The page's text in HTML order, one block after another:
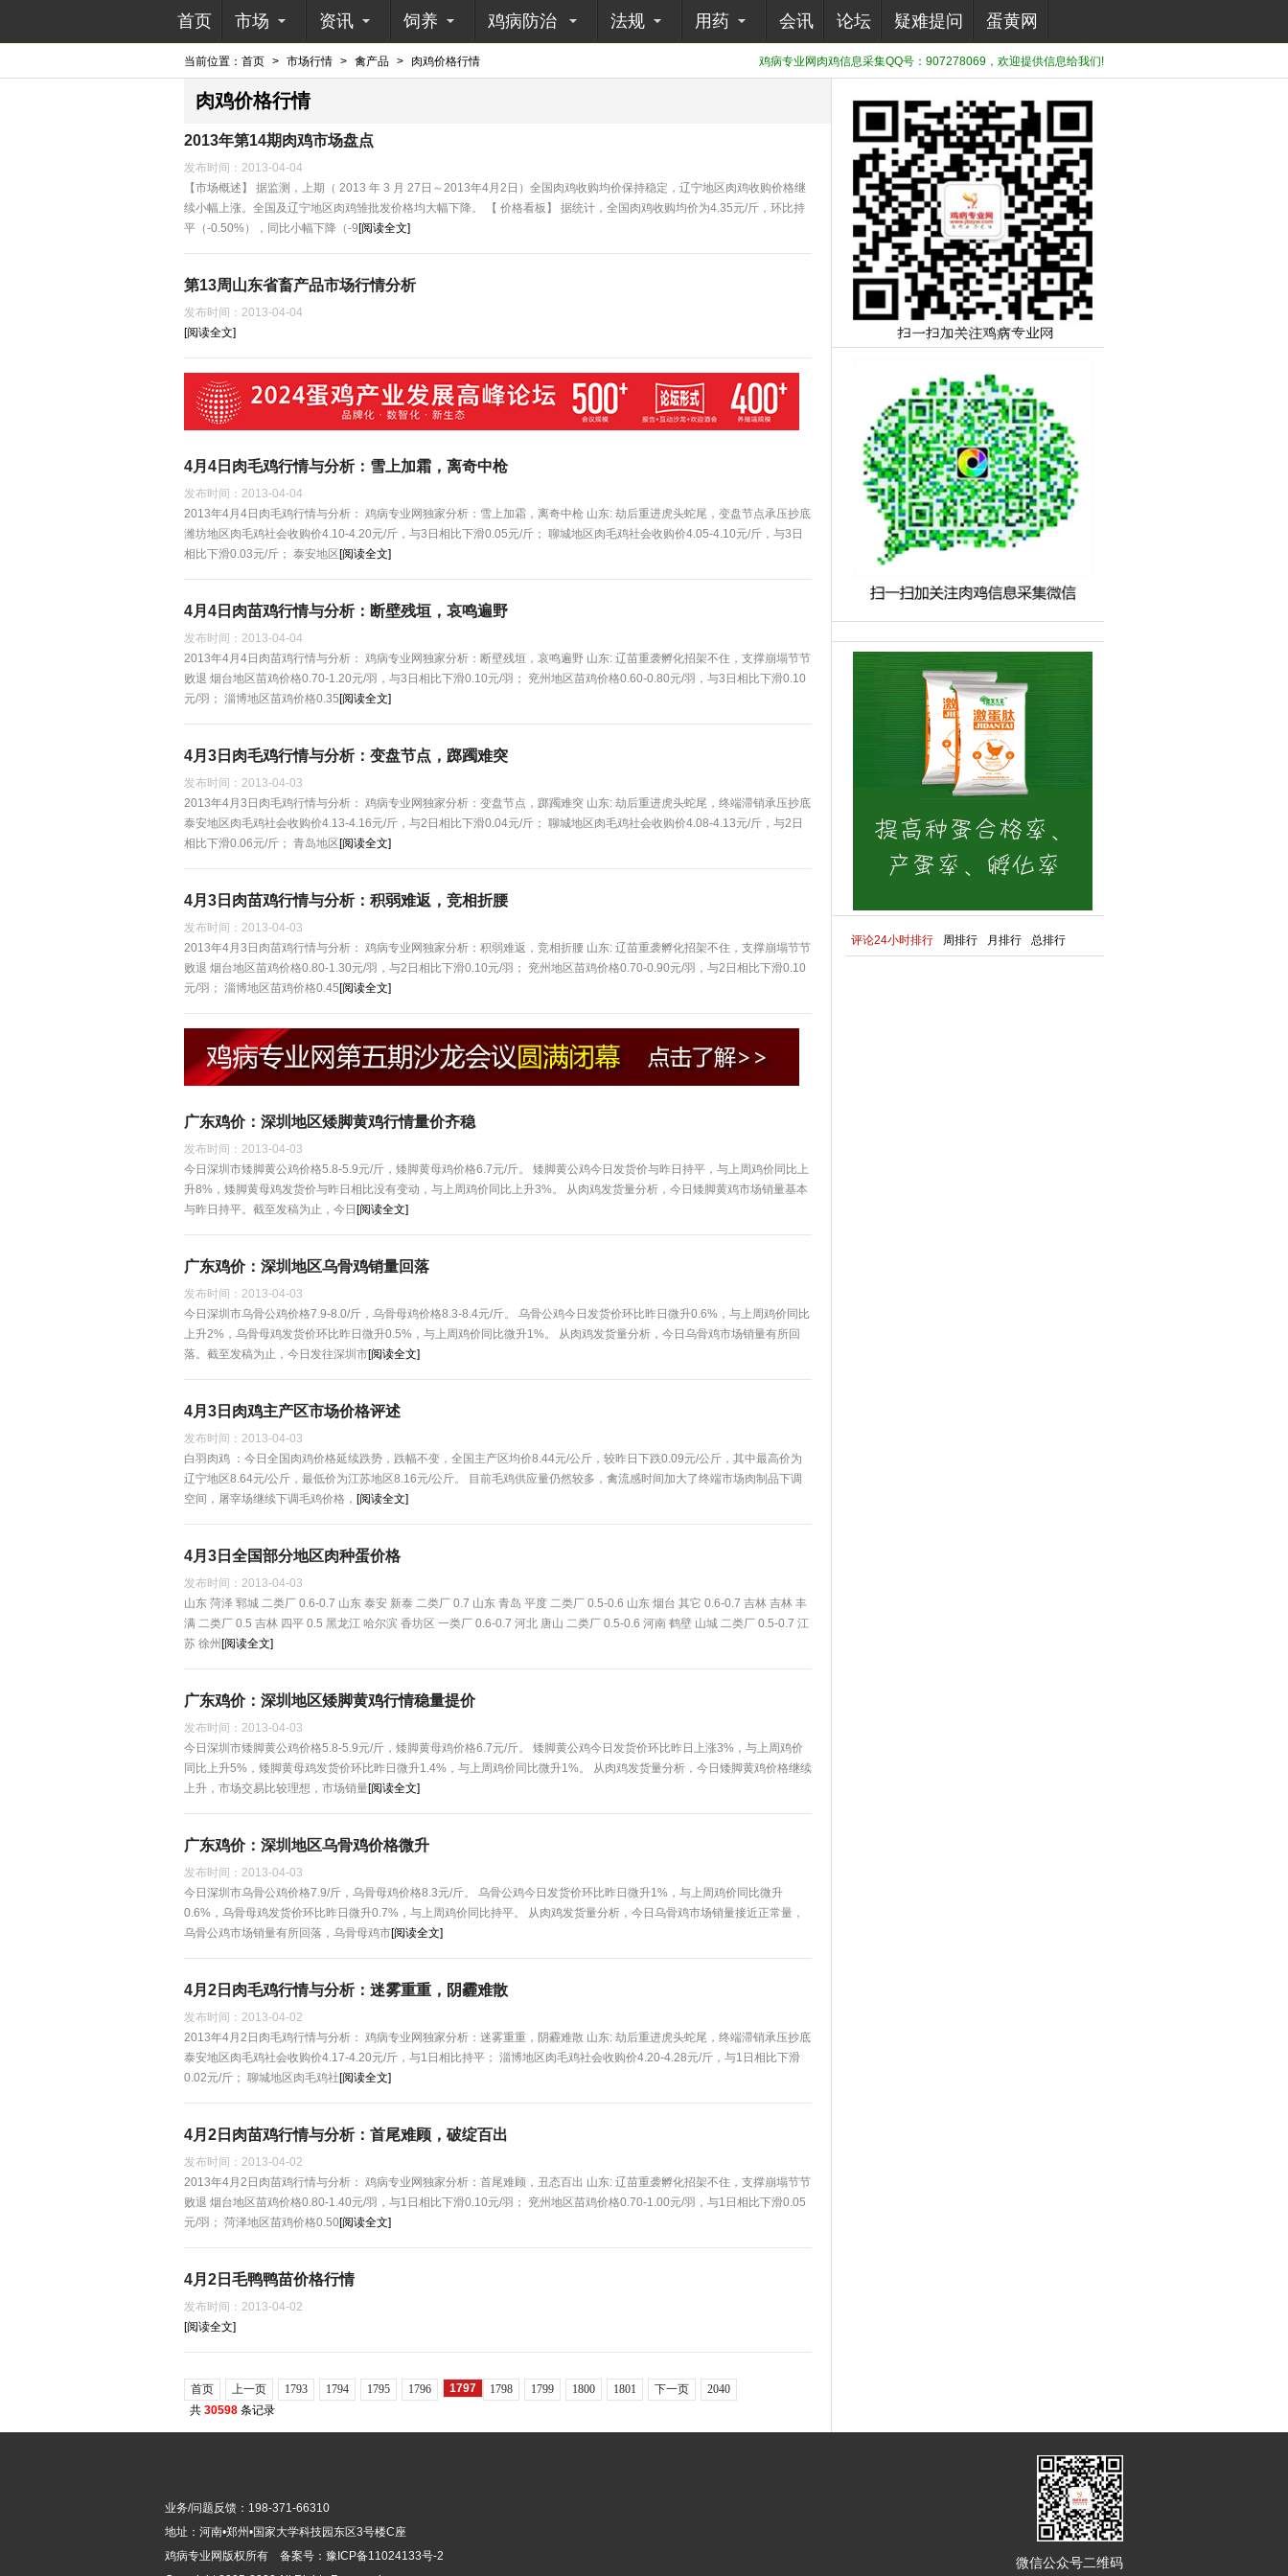
首页 市场 资讯 饲养 鸡病防治 法规 用药 会讯 论坛 疑难提问 蛋黄网
鸡病专业网肉鸡信息采集QQ号：907278069，欢迎提供信息给我们!
当前位置： 首页 > 市场行情 > 禽产品 > 肉鸡价格行情
肉鸡价格行情
2013年第14期肉鸡市场盘点
发布时间： 2013-04-04
【市场概述】 据监测，上期（ 2013 年 3 月 27日～2013年4月2日）全国肉鸡收购均价保持稳定，辽宁地区肉鸡收购价格继
续小幅上涨。全国及辽宁地区肉鸡雏批发价格均大幅下降。 【 价格看板】 据统计，全国肉鸡收购均价为4.35元/斤，环比持
平（-0.50%），同比小幅下降（-9[阅读全文]
第13周山东省畜产品市场行情分析
发布时间： 2013-04-04
[阅读全文]
4月4日肉毛鸡行情与分析：雪上加霜，离奇中枪
发布时间： 2013-04-04
2013年4月4日肉毛鸡行情与分析： 鸡病专业网独家分析：雪上加霜，离奇中枪 山东: 劫后重进虎头蛇尾，变盘节点承压抄底
潍坊地区肉毛鸡社会收购价4.10-4.20元/斤，与3日相比下滑0.05元/斤； 聊城地区肉毛鸡社会收购价4.05-4.10元/斤，与3日
相比下滑0.03元/斤； 泰安地区[阅读全文]
4月4日肉苗鸡行情与分析：断壁残垣，哀鸣遍野
发布时间： 2013-04-04
2013年4月4日肉苗鸡行情与分析： 鸡病专业网独家分析：断壁残垣，哀鸣遍野 山东: 辽苗重袭孵化招架不住，支撑崩塌节节
败退 烟台地区苗鸡价格0.70-1.20元/羽，与3日相比下滑0.10元/羽； 兖州地区苗鸡价格0.60-0.80元/羽，与3日相比下滑0.10
元/羽； 淄博地区苗鸡价格0.35[阅读全文]
4月3日肉毛鸡行情与分析：变盘节点，踯躅难突
发布时间： 2013-04-03
2013年4月3日肉毛鸡行情与分析： 鸡病专业网独家分析：变盘节点，踯躅难突 山东: 劫后重进虎头蛇尾，终端滞销承压抄底
泰安地区肉毛鸡社会收购价4.13-4.16元/斤，与2日相比下滑0.04元/斤； 聊城地区肉毛鸡社会收购价4.08-4.13元/斤，与2日
相比下滑0.06元/斤； 青岛地区[阅读全文]
4月3日肉苗鸡行情与分析：积弱难返，竞相折腰
发布时间： 2013-04-03
2013年4月3日肉苗鸡行情与分析： 鸡病专业网独家分析：积弱难返，竞相折腰 山东: 辽苗重袭孵化招架不住，支撑崩塌节节
败退 烟台地区苗鸡价格0.80-1.30元/羽，与2日相比下滑0.10元/羽； 兖州地区苗鸡价格0.70-0.90元/羽，与2日相比下滑0.10
元/羽； 淄博地区苗鸡价格0.45[阅读全文]
广东鸡价：深圳地区矮脚黄鸡行情量价齐稳
发布时间： 2013-04-03
今日深圳市矮脚黄公鸡价格5.8-5.9元/斤，矮脚黄母鸡价格6.7元/斤。 矮脚黄公鸡今日发货价与昨日持平，与上周鸡价同比上
升8%，矮脚黄母鸡发货价与昨日相比没有变动，与上周鸡价同比上升3%。 从肉鸡发货量分析，今日矮脚黄鸡市场销量基本
与昨日持平。截至发稿为止，今日 [阅读全文]
广东鸡价：深圳地区乌骨鸡销量回落
发布时间： 2013-04-03
今日深圳市乌骨公鸡价格7.9-8.0/斤，乌骨母鸡价格8.3-8.4元/斤。 乌骨公鸡今日发货价环比昨日微升0.6%，与上周鸡价同比
上升2%，乌骨母鸡发货价环比昨日微升0.5%，与上周鸡价同比微升1%。 从肉鸡发货量分析，今日乌骨鸡市场销量有所回
落。截至发稿为止，今日发往深圳市[阅读全文]
4月3日肉鸡主产区市场价格评述
发布时间： 2013-04-03
白羽肉鸡 ：今日全国肉鸡价格延续跌势，跌幅不变，全国主产区均价8.44元/公斤，较昨日下跌0.09元/公斤，其中最高价为
辽宁地区8.64元/公斤，最低价为江苏地区8.16元/公斤。 目前毛鸡供应量仍然较多，禽流感时间加大了终端市场肉制品下调
空间，屠宰场继续下调毛鸡价格， [阅读全文]
4月3日全国部分地区肉种蛋价格
发布时间： 2013-04-03
山东 菏泽 郓城 二类厂 0.6-0.7 山东 泰安 新泰 二类厂 0.7 山东 青岛 平度 二类厂 0.5-0.6 山东 烟台 其它 0.6-0.7 吉林 吉林 丰
满 二类厂 0.5 吉林 四平 0.5 黑龙江 哈尔滨 香坊区 一类厂 0.6-0.7 河北 唐山 二类厂 0.5-0.6 河南 鹤壁 山城 二类厂 0.5-0.7 江
苏 徐州 [阅读全文]
广东鸡价：深圳地区矮脚黄鸡行情稳量提价
发布时间： 2013-04-03
今日深圳市矮脚黄公鸡价格5.8-5.9元/斤，矮脚黄母鸡价格6.7元/斤。 矮脚黄公鸡今日发货价环比昨日上涨3%，与上周鸡价
同比上升5%，矮脚黄母鸡发货价环比昨日微升1.4%，与上周鸡价同比微升1%。 从肉鸡发货量分析，今日矮脚黄鸡价格继续
上升，市场交易比较理想，市场销量[阅读全文]
广东鸡价：深圳地区乌骨鸡价格微升
发布时间： 2013-04-03
今日深圳市乌骨公鸡价格7.9/斤，乌骨母鸡价格8.3元/斤。 乌骨公鸡今日发货价环比昨日微升1%，与上周鸡价同比微升
0.6%，乌骨母鸡发货价环比昨日微升0.7%，与上周鸡价同比持平。 从肉鸡发货量分析，今日乌骨鸡市场销量接近正常量，
乌骨公鸡市场销量有所回落，乌骨母鸡市[阅读全文]
4月2日肉毛鸡行情与分析：迷雾重重，阴霾难散
发布时间： 2013-04-02
2013年4月2日肉毛鸡行情与分析： 鸡病专业网独家分析：迷雾重重，阴霾难散 山东: 劫后重进虎头蛇尾，终端滞销承压抄底
泰安地区肉毛鸡社会收购价4.17-4.20元/斤，与1日相比持平； 淄博地区肉毛鸡社会收购价4.20-4.28元/斤，与1日相比下滑
0.02元/斤； 聊城地区肉毛鸡社[阅读全文]
4月2日肉苗鸡行情与分析：首尾难顾，破绽百出
发布时间： 2013-04-02
2013年4月2日肉苗鸡行情与分析： 鸡病专业网独家分析：首尾难顾，丑态百出 山东: 辽苗重袭孵化招架不住，支撑崩塌节节
败退 烟台地区苗鸡价格0.80-1.40元/羽，与1日相比下滑0.10元/羽； 兖州地区苗鸡价格0.70-1.00元/羽，与1日相比下滑0.05
元/羽； 菏泽地区苗鸡价格0.50[阅读全文]
4月2日毛鸭鸭苗价格行情
发布时间： 2013-04-02
[阅读全文]
首页 上一页 1793 1794 1795 1796 1797 1798 1799 1800 1801 下一页
2040
共 30598 条记录
评论24小时排行 周排行 月排行 总排行
微信公众号二维码
业务/问题反馈：198-371-66310
地址：河南•郑州•国家大学科技园东区3号楼C座
鸡病专业网版权所有 备案号： 豫ICP备11024133号-2